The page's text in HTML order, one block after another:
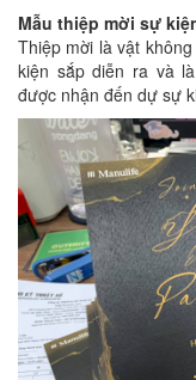
Mẫu thiệp mời sự
Thiệp mời là vật
kiện sắp diễn ra và
được nhận đến dự sự